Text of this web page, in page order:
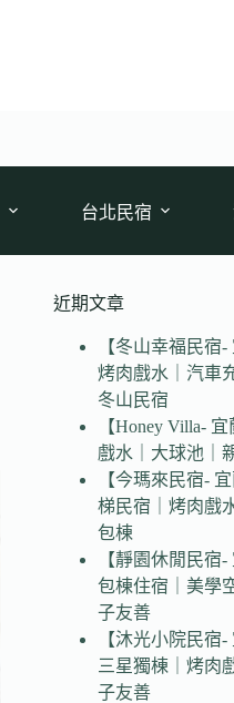
台北民宿
近期文章
【冬山幸福民宿-
烤肉戲水｜汽車
冬山民宿
【Honey Villa-
戲水｜大球池｜
【今瑪來民宿-
梯民宿｜烤肉戲
包棟
【靜園休閒民宿-
包棟住宿｜美學
子友善
【沐光小院民宿-
三星獨棟｜烤肉
子友善